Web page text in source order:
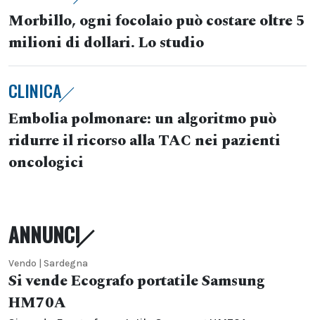
Morbillo, ogni focolaio può costare oltre 5
milioni di dollari. Lo studio
CLINICA
Embolia polmonare: un algoritmo può
ridurre il ricorso alla TAC nei pazienti
oncologici
ANNUNCI
Vendo | Sardegna
Si vende Ecografo portatile Samsung
HM70A